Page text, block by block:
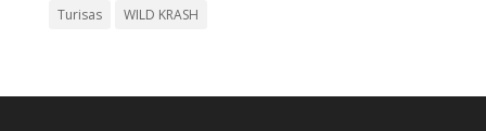
Turisas
WILD KRASH